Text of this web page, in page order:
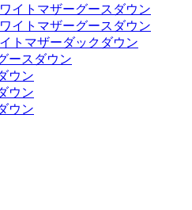
イトマザーグースダウン
イトマザーグースダウン
トマザーダックダウン
ースダウン
ウン
ウン
ウン